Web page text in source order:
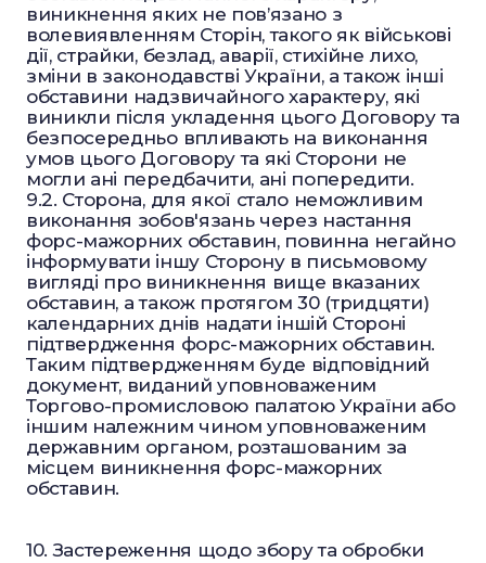
виникнення яких не пов’язано з
волевиявленням Сторін, такого як військові
дії, страйки, безлад, аварії, стихійне лихо,
зміни в законодавстві України, а також інші
обставини надзвичайного характеру, які
виникли після укладення цього Договору та
безпосередньо впливають на виконання
умов цього Договору та які Сторони не
могли ані передбачити, ані попередити.
9.2. Сторона, для якої стало неможливим
виконання зобов'язань через настання
форс-мажорних обставин, повинна негайно
інформувати іншу Сторону в письмовому
вигляді про виникнення вище вказаних
обставин, а також протягом 30 (тридцяти)
календарних днів надати іншій Стороні
підтвердження форс-мажорних обставин.
Таким підтвердженням буде відповідний
документ, виданий уповноваженим
Торгово-промисловою палатою України або
іншим належним чином уповноваженим
державним органом, розташованим за
місцем виникнення форс-мажорних
обставин.
10. Застереження щодо збору та обробки